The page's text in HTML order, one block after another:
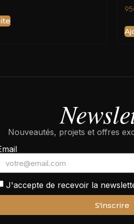
Nouveautés, projets et offres
J'accepte de recevoir la
S'inscrire